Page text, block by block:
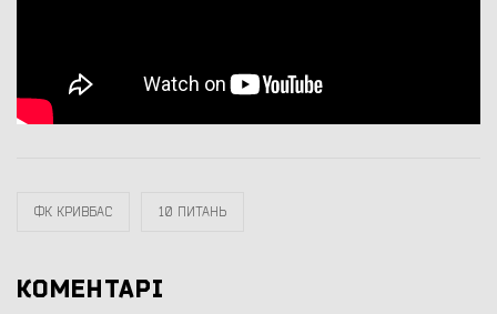
ФК КРИВБАС 10 ПИТАНЬ
КОМЕНТАРІ